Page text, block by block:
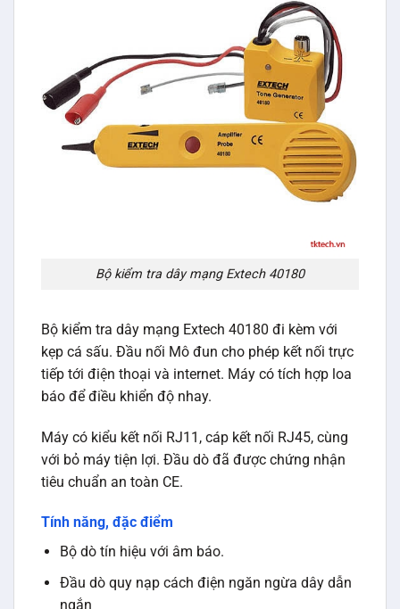
Bộ kiểm tra dây mạng Extech 40180
Bộ kiểm tra dây mạng Extech 40180 đi kèm với
kẹp cá sấu. Đầu nối Mô đun cho phép kết nối trực
tiếp tới điện thoại và internet. Máy có tích hợp loa
báo để điều khiển độ nhay.
Máy có kiểu kết nối RJ11, cáp kết nối RJ45, cùng
với bỏ máy tiện lợi. Đầu dò đã được chứng nhận
tiêu chuẩn an toàn CE.
Tính năng, đặc điểm
Bộ dò tín hiệu với âm báo.
Đầu dò quy nạp cách điện ngăn ngừa dây dẫn
ngắn